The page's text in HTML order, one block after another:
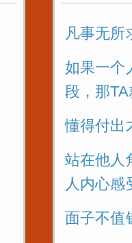
教你看人不走眼
对待不同人处世十
教你6招_没人能算
凡事无所
如果一个
段，那
懂得付出
站在他人
人内心感
面子不值